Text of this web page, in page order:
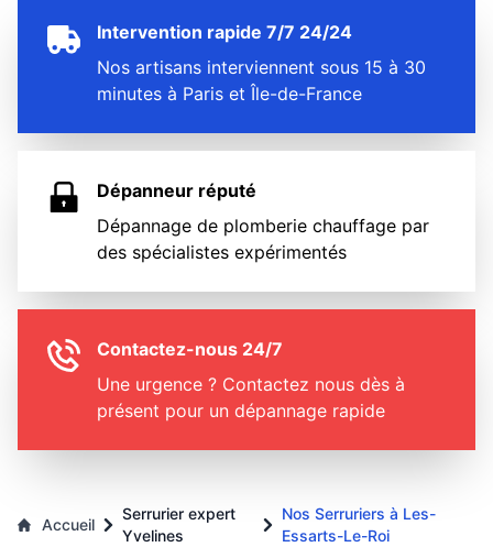
Intervention rapide 7/7 24/24
Nos artisans interviennent sous 15 à 30
minutes à Paris et Île-de-France
Dépanneur réputé
Dépannage de plomberie chauffage par
des spécialistes expérimentés
Contactez-nous 24/7
Une urgence ? Contactez nous dès à
présent pour un dépannage rapide
Accueil
Serrurier expert
Yvelines
Nos Serruriers à Les-
Essarts-Le-Roi